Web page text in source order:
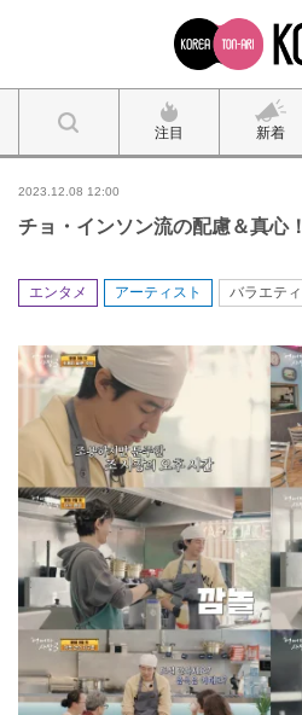
注目 新着
2023.12.08 12:00
チョ・インソン流の配慮＆真心！
エンタメ アーティスト バラエティ